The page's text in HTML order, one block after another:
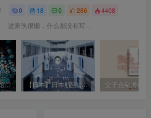
0 18 0 286 4408
这家伙很懒，什么都没有写...
【合肥】安徽创新馆现场实拍 高清照片视频（342个文件打包） 【日本】日本航空 (JAL) 天空博物馆现场视频照片｜JPG+MP4｜36个｜53.24M